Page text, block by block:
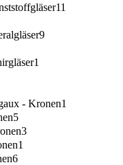
11
9
1
- Kronen1
5
3
1
6